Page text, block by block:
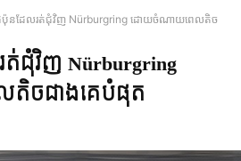
ប៉ុនដែលរត់ជុំវិញ Nürburgring ដោយចំណាយពេលតិច
ជុំវិញ Nürburgring
ចជាងគេបំផុត